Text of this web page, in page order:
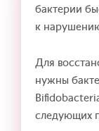
бактерии
к
Для
нужны
следующих